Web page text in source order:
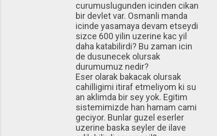
curumuslugunden icinden cikan
bir devlet var. Osmanli manda
icinde yasamaya devam etseydi
sizce 600 yilin uzerine kac yil
daha katabilirdi? Bu zaman icin
de dusunecek olursak
durumumuz nedir?
Eser olarak bakacak olursak
cahilligimi itiraf etmeliyom ki su
an aklimda bir sey yok. Egitim
sistemimizde han hamam cami
geciyor. Bunlar guzel eserler
uzerine baska seyler de ilave